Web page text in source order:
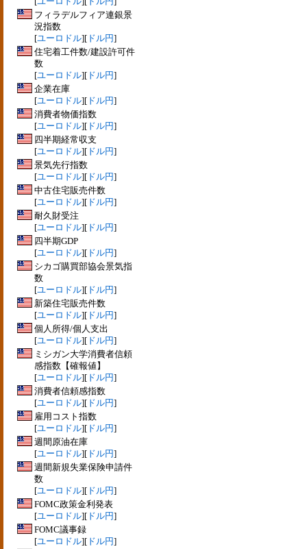
フィラデルフィア連銀景
況指数
[ユーロドル][ ドル円]
住宅着工件数/建設許可件
数
[ユーロドル][ ドル円]
企業在庫
[ユーロドル][ ドル円]
消費者物価指数
[ユーロドル][ ドル円]
四半期経常収支
[ユーロドル][ ドル円]
景気先行指数
[ユーロドル][ ドル円]
中古住宅販売件数
[ユーロドル][ ドル円]
耐久財受注
[ユーロドル][ ドル円]
四半期GDP
[ユーロドル][ ドル円]
シカゴ購買部協会景気指
数
[ユーロドル][ ドル円]
新築住宅販売件数
[ユーロドル][ ドル円]
個人所得/個人支出
[ユーロドル][ ドル円]
ミシガン大学消費者信頼
感指数【確報値】
[ユーロドル][ ドル円]
消費者信頼感指数
[ユーロドル][ ドル円]
雇用コスト指数
[ユーロドル][ ドル円]
週間原油在庫
[ユーロドル][ ドル円]
週間新規失業保険申請件
数
[ユーロドル][ ドル円]
FOMC政策金利発表
[ユーロドル][ ドル円]
FOMC議事録
[ユーロドル][ ドル円]